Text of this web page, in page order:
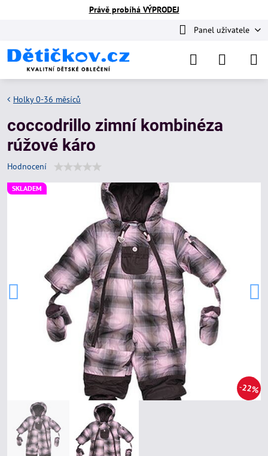
Právě probíhá VÝPRODEJ
Panel uživatele
SKLADEM
22%
Holky 0-36 měsíců
coccodrillo zimní kombinéza
rúžové káro
Hodnocení